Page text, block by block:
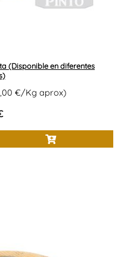
(Disponible en diferentes
€/Kg aprox)